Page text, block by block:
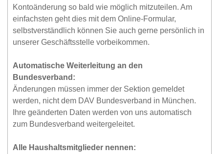
Kontoänderung so bald wie möglich mitzuteilen. Am
einfachsten geht dies mit dem Online-Formular,
selbstverständlich können Sie auch gerne persönlich in
unserer Geschäftsstelle vorbeikommen.
Automatische Weiterleitung an den
Bundesverband:
Änderungen müssen immer der Sektion gemeldet
werden, nicht dem DAV Bundesverband in München.
Ihre geänderten Daten werden von uns automatisch
zum Bundesverband weitergeleitet.
Alle Haushaltsmitglieder nennen: